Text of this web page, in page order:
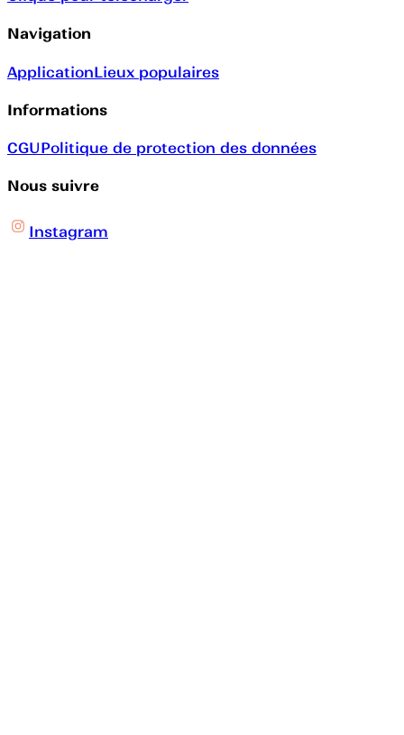
Navigation
ApplicationLieux populaires
Informations
CGUPolitique de protection des données
Nous suivre
Instagram